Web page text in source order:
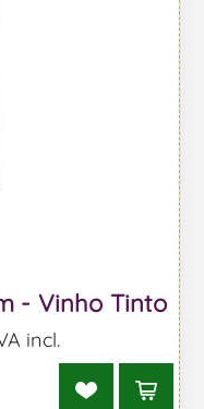
- Vinho Tinto
incl.